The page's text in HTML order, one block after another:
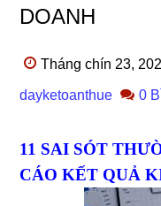
DOANH
Tháng chín 23,
dayketoanthue 0
11 SAI SÓT
CÁO KẾT QUẢ